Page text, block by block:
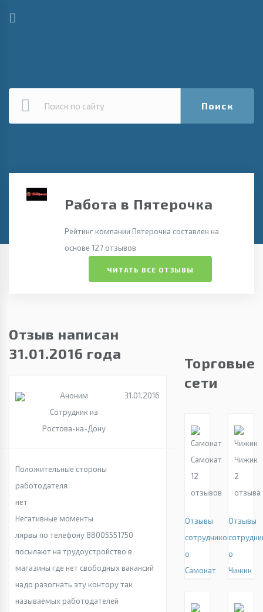
Поиск
Работа в Пятерочка
Рейтинг компании Пятерочка составлен на
основе 127 отзывов
ЧИТАТЬ ВСЕ ОТЗЫВЫ
Отзыв написан
31.01.2016 года
Аноним
Сотрудник из
Ростова-на-Дону
31.01.2016
Положительные стороны
работодателя
нет
Негативные моменты
лярвы по телефону 88005551750
посылают на трудоустройство в
магазины где нет свободных вакансий
надо разогнать эту контору так
называемых работодателей
Торговые
сети
Самокат
12
отзывов
Отзывы
сотрудников
о
Самокат
Чижик
2
отзыва
Отзывы
о
Чижик